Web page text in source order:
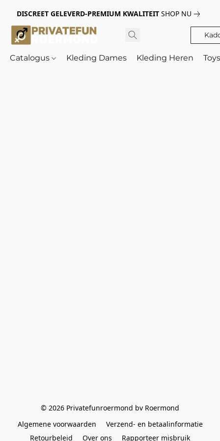
DISCREET GELEVERD-PREMIUM KWALITEIT SHOP NU
Catalogus Kleding Dames Kleding Heren
© 2026 Privatefunroermond bv Roermond
Algemene voorwaarden
Verzend- en betaalinformatie
Retourbeleid
Over ons Rapporteer misbruik